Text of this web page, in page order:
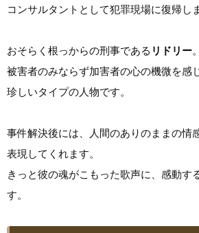
コンサルタントとして犯罪現場に復帰し
おそらく根っからの刑事である リドリー。
被害者のみならず加害者の心の機微を感
珍しいタイプの人物です。
事件解決後には、人間のありのままの情
表現してくれます。
きっと彼の魂がこもった歌声に、感動す
す。